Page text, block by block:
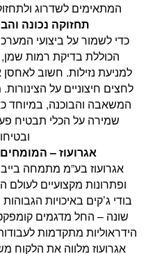
המתאימים לשדרוג
תחזוקה נכונה
כדי לשמור על ביצועי
הכוללת בדיקת רמות שמן,
למניעת נזילות. חשוב
לחצים חיצוניים על
המשאבה והבוכנה, במיוחד
שמירה על הכלי תבטיח
אגרועוז –
אגרועוז בע”מ מתמחה
ופתרונות מקצועיים
בודי ג’קים באיכויות
שונה – החל מדגמים
הידראוליות מתקדמות
אגרועוז מלווה את הלקוח